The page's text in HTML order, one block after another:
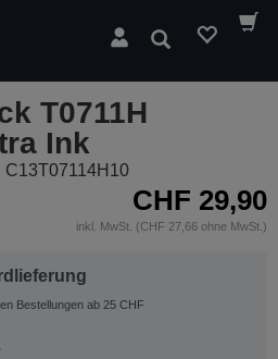
Suchen
T0711H
Ink
C13T07114H10
CHF 29,90
inkl. MwSt. (CHF 27,66 ohne MwSt.)
Bestellungen ab 25 CHF